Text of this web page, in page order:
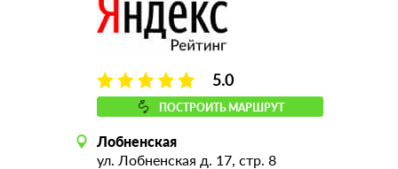
5.0
ПОСТРОИТЬ МАРШРУТ
Лобненская
ул. Лобненская д. 17, стр. 8